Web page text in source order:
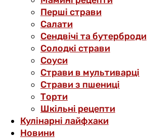
Перші страви
Салати
Сендвічі та бутерброди
Солодкі страви
Соуси
Страви в мультиварці
Страви з пшениці
Торти
Шкільні рецепти
Кулінарні лайфхаки
Новини